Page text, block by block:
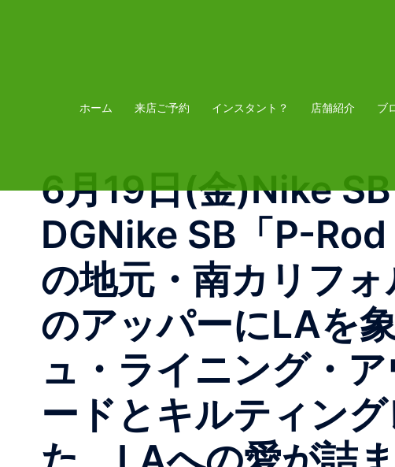
ホーム 来店ご予約 インスタント？ 店舗紹介 ブ
6月19日(金)Nike
DGNike SB「P-
の地元・南カリフ
のアッパーにLAを
ュ・ライニング・
ードとキルティン